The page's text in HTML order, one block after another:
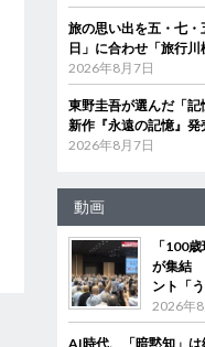
旅の思い出を五・七
日」に合わせ「旅行
2026年8月7日
東野圭吾が選んだ「
新作『永遠の記憶』
2026年8月7日
動画
「100
が集結
ント「
2026年
AI時代、「暗黙知」